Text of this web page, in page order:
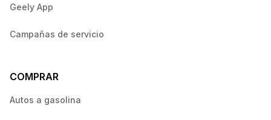
Geely App
Campañas de servicio
COMPRAR
Autos a gasolina